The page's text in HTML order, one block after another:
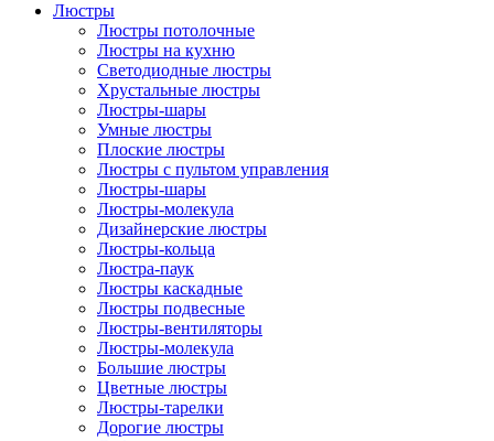
Люстры
Люстры потолочные
Люстры на кухню
Светодиодные люстры
Хрустальные люстры
Люстры-шары
Умные люстры
Плоские люстры
Люстры с пультом управления
Люстры-шары
Люстры-молекула
Дизайнерские люстры
Люстры-кольца
Люстра-паук
Люстры каскадные
Люстры подвесные
Люстры-вентиляторы
Люстры-молекула
Большие люстры
Цветные люстры
Люстры-тарелки
Дорогие люстры